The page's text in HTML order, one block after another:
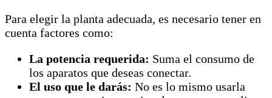
Para elegir la planta adecuada, es necesario tener en
cuenta factores como:
La potencia requerida: Suma el consumo de
los aparatos que deseas conectar.
El uso que le darás: No es lo mismo usarla